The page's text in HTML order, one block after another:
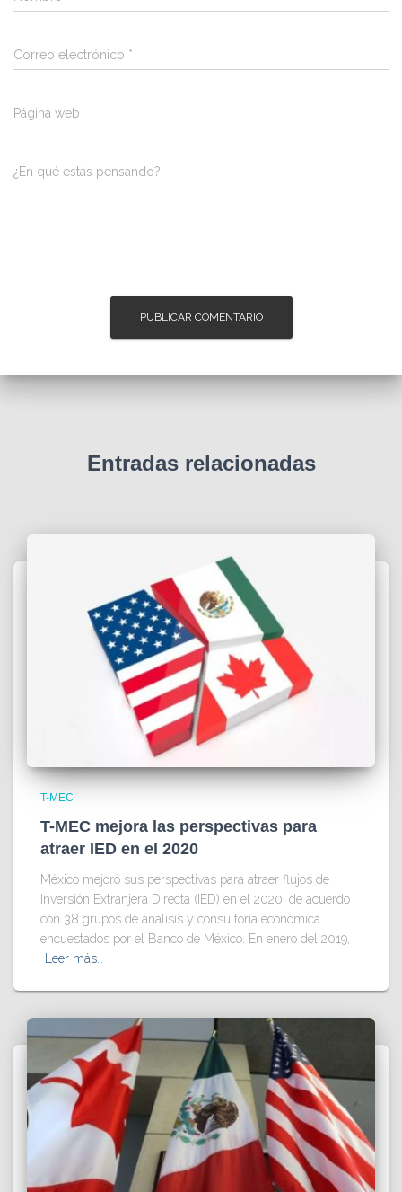
Correo electrónico *
Página web
¿En qué estás pensando?
Entradas relacionadas
T-MEC
T-MEC mejora las perspectivas para
atraer IED en el 2020
México mejoró sus perspectivas para atraer flujos de
Inversión Extranjera Directa (IED) en el 2020, de acuerdo
con 38 grupos de análisis y consultoría económica
encuestados por el Banco de México. En enero del 2019,
Leer más…